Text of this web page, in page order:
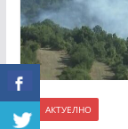
АКТУЕЛНО